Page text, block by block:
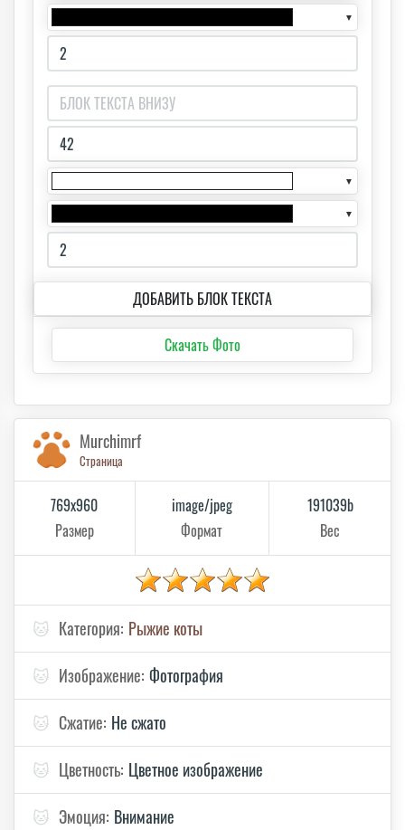
▼
▼
▼
ДОБАВИТЬ БЛОК ТЕКСТА
Скачать Фото
Murchimrf
Страница
769x960
Размер
image/jpeg
Формат
191039b
Вес
🐱 Категория: Рыжие коты
🐱 Изображение: Фотография
🐱 Сжатие: Не сжато
🐱 Цветность: Цветное изображение
🐱 Эмоция: Внимание